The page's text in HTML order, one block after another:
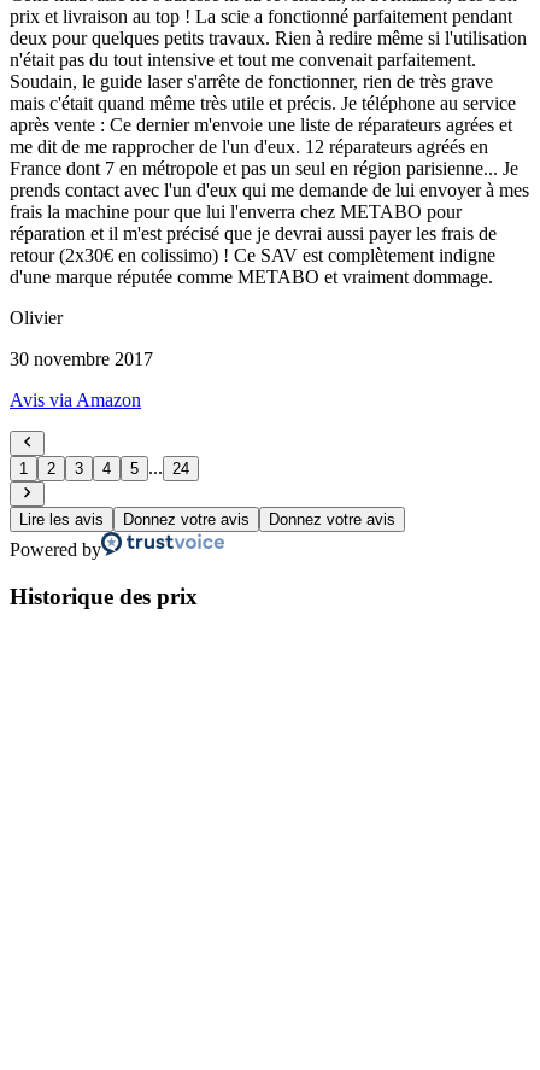
prix et livraison au top ! La scie a fonctionné parfaitement pendant
deux pour quelques petits travaux. Rien à redire même si l'utilisation
n'était pas du tout intensive et tout me convenait parfaitement.
Soudain, le guide laser s'arrête de fonctionner, rien de très grave
mais c'était quand même très utile et précis. Je téléphone au service
après vente : Ce dernier m'envoie une liste de réparateurs agrées et
me dit de me rapprocher de l'un d'eux. 12 réparateurs agréés en
France dont 7 en métropole et pas un seul en région parisienne... Je
prends contact avec l'un d'eux qui me demande de lui envoyer à mes
frais la machine pour que lui l'enverra chez METABO pour
réparation et il m'est précisé que je devrai aussi payer les frais de
retour (2x30€ en colissimo) ! Ce SAV est complètement indigne
d'une marque réputée comme METABO et vraiment dommage.
Olivier
30 novembre 2017
Avis via Amazon
1 2 3 4 5 ... 24
Lire les avis Donnez votre avis Donnez votre avis
Powered by
Historique des prix